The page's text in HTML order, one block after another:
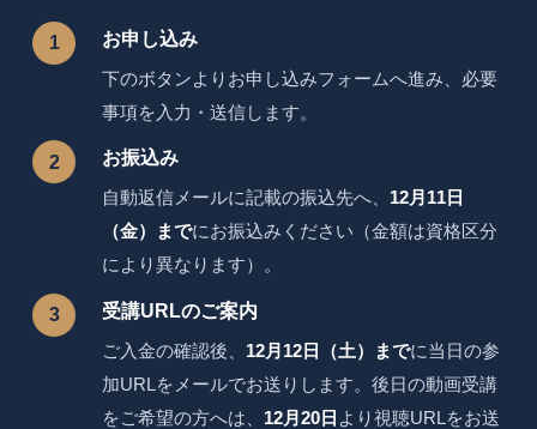
お申し込み
下のボタンよりお申し込みフォームへ進み、必要
事項を入力・送信します。
お振込み
自動返信メールに記載の振込先へ、 12月11日
（金）までにお振込みください（金額は資格区分
により異なります）。
受講URLのご案内
ご入金の確認後、 12月12日（土）までに当日の参
加URLをメールでお送りします。後日の動画受講
をご希望の方へは、 12月20日 より視聴URLをお送